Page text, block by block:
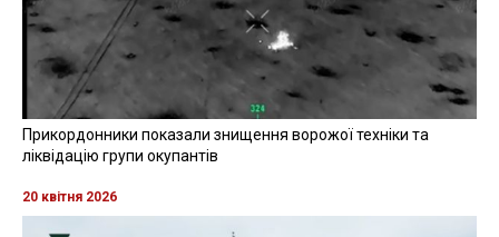
Прикордонники показали знищення ворожої техніки та
ліквідацію групи окупантів
20 квітня 2026